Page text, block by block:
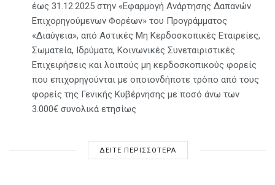
έως 31.12.2025 στην «Εφαρμογή Ανάρτησης Δαπανών
Επιχορηγούμενων Φορέων» του Προγράμματος
«Διαύγεια», από Αστικές Μη Κερδοσκοπικές Εταιρείες,
Σωματεία, Ιδρύματα, Κοινωνικές Συνεταιριστικές
Επιχειρήσεις και λοιπούς μη κερδοσκοπικούς φορείς
που επιχορηγούνται με οποιονδήποτε τρόπο από τους
φορείς της Γενικής Κυβέρνησης με ποσό άνω των
3.000€ συνολικά ετησίως
ΔΕΙΤΕ ΠΕΡΙΣΣΟΤΕΡΑ